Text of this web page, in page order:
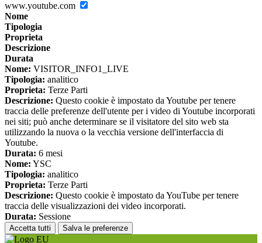
www.youtube.com
Nome
Tipologia
Proprieta
Descrizione
Durata
Nome: VISITOR_INFO1_LIVE
Tipologia: analitico
Proprieta: Terze Parti
Descrizione: Questo cookie è impostato da Youtube per tenere
traccia delle preferenze dell'utente per i video di Youtube incorporati
nei siti; può anche determinare se il visitatore del sito web sta
utilizzando la nuova o la vecchia versione dell'interfaccia di
Youtube.
Durata: 6 mesi
Nome: YSC
Tipologia: analitico
Proprieta: Terze Parti
Descrizione: Questo cookie è impostato da YouTube per tenere
traccia delle visualizzazioni dei video incorporati.
Durata: Sessione
Accetta tutti Salva le preferenze